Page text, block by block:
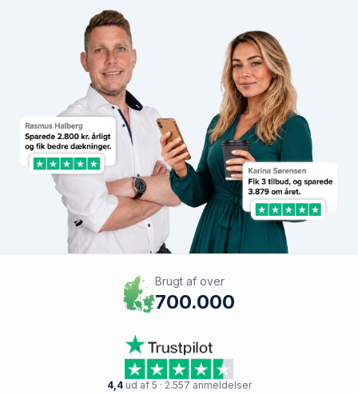
Brugt af over
700.000
4,4ud af 5 · 2.557 anmeldelser